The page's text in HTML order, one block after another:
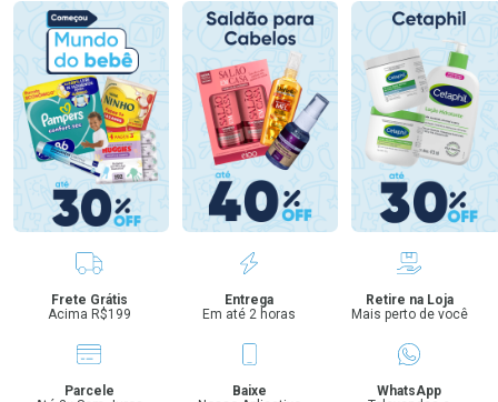
Benefícios
Frete Grátis
Acima R$199
Entrega
Em até 2 horas
Retire na Loja
Mais perto de você
Parcele
Baixe
WhatsApp